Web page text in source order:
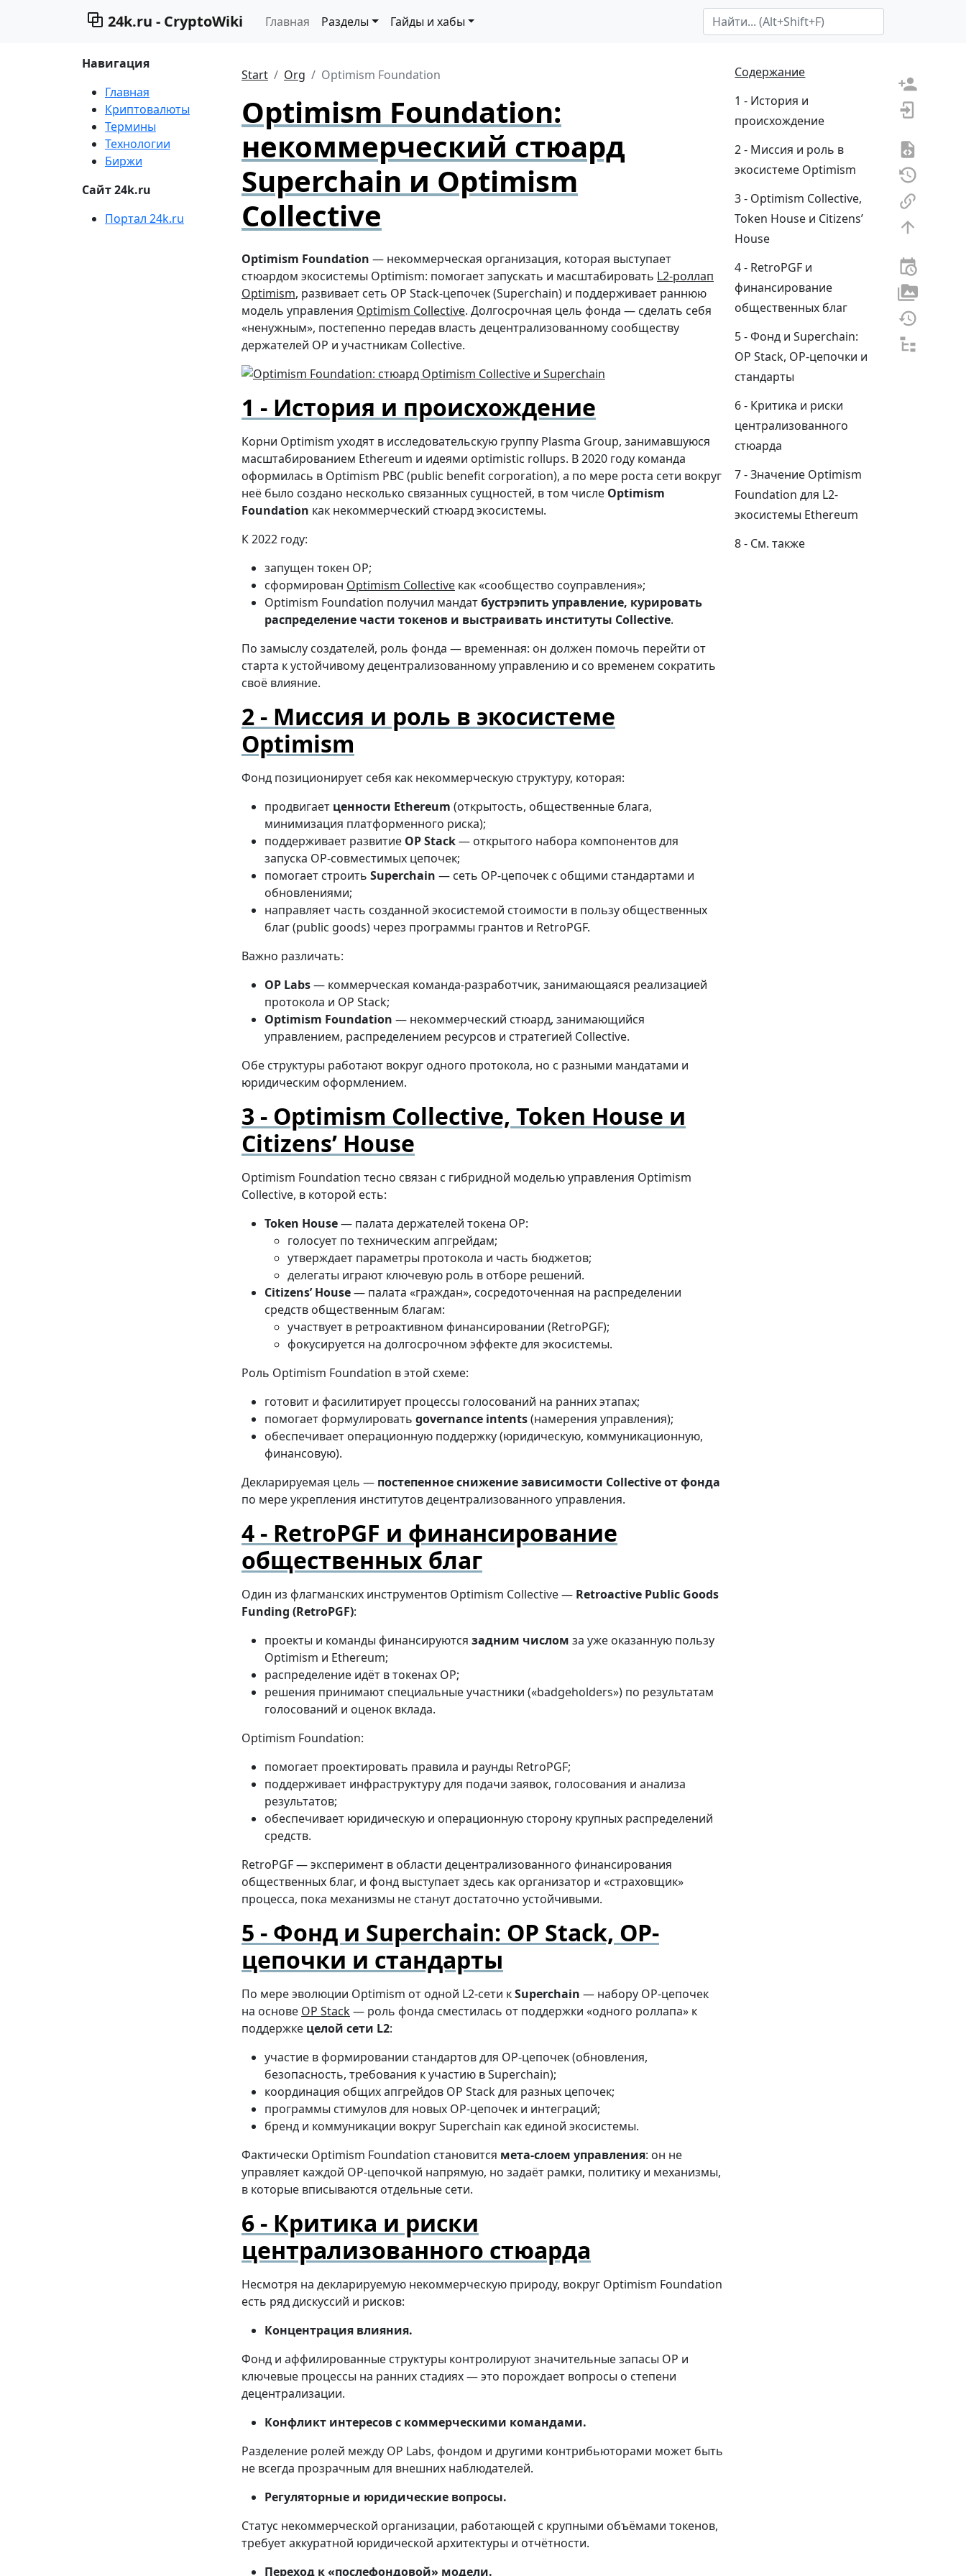
24k.ru - CryptoWiki Главная Разделы Гайды и хабы Search Term
Навигация
Главная
Криптовалюты
Термины
Технологии
Биржи
Сайт 24k.ru
Портал 24k.ru
Start Org Optimism Foundation
Optimism Foundation:
некоммерческий стюард
Superchain и Optimism
Collective
Содержание
История и
происхождение
Миссия и роль в
экосистеме Optimism
Optimism Collective,
Token House и Citizens’
House
RetroPGF и
финансирование
общественных благ
Фонд и Superchain:
OP Stack, OP-цепочки и
стандарты
Критика и риски
централизованного
стюарда
Значение Optimism
Foundation для L2-
экосистемы Ethereum
См. также
Optimism Foundation — некоммерческая организация, которая выступает
стюардом экосистемы Optimism: помогает запускать и масштабировать L2-роллап
Optimism, развивает сеть OP Stack-цепочек (Superchain) и поддерживает раннюю
модель управления Optimism Collective. Долгосрочная цель фонда — сделать себя
«ненужным», постепенно передав власть децентрализованному сообществу
держателей OP и участникам Collective.
История и происхождение
Корни Optimism уходят в исследовательскую группу Plasma Group, занимавшуюся
масштабированием Ethereum и идеями optimistic rollups. В 2020 году команда
оформилась в Optimism PBC (public benefit corporation), а по мере роста сети вокруг
неё было создано несколько связанных сущностей, в том числе Optimism
Foundation как некоммерческий стюард экосистемы.
К 2022 году:
запущен токен OP;
сформирован Optimism Collective как «сообщество соуправления»;
Optimism Foundation получил мандатбустрэпить управление, курировать
распределение части токенов и выстраивать институты Collective.
По замыслу создателей, роль фонда — временная: он должен помочь перейти от
старта к устойчивому децентрализованному управлению и со временем сократить
своё влияние.
Миссия и роль в экосистеме
Optimism
Фонд позиционирует себя как некоммерческую структуру, которая:
продвигает ценности Ethereum (открытость, общественные блага,
минимизация платформенного риска);
поддерживает развитие OP Stack— открытого набора компонентов для
запуска OP-совместимых цепочек;
помогает строить Superchain — сеть OP-цепочек с общими стандартами и
обновлениями;
направляет часть созданной экосистемой стоимости в пользу общественных
благ (public goods) через программы грантов и RetroPGF.
Важно различать:
OP Labs— коммерческая команда-разработчик, занимающаяся реализацией
протокола и OP Stack;
Optimism Foundation — некоммерческий стюард, занимающийся
управлением, распределением ресурсов и стратегией Collective.
Обе структуры работают вокруг одного протокола, но с разными мандатами и
юридическим оформлением.
Optimism Collective, Token House и
Citizens’ House
Optimism Foundation тесно связан с гибридной моделью управления Optimism
Collective, в которой есть:
Token House— палата держателей токена OP:
голосует по техническим апгрейдам;
утверждает параметры протокола и часть бюджетов;
делегаты играют ключевую роль в отборе решений.
Citizens’ House— палата «граждан», сосредоточенная на распределении
средств общественным благам:
участвует в ретроактивном финансировании (RetroPGF);
фокусируется на долгосрочном эффекте для экосистемы.
Роль Optimism Foundation в этой схеме:
готовит и фасилитирует процессы голосований на ранних этапах;
помогает формулировать governance intents(намерения управления);
обеспечивает операционную поддержку (юридическую, коммуникационную,
финансовую).
Декларируемая цель — постепенное снижение зависимости Collective от фонда
по мере укрепления институтов децентрализованного управления.
RetroPGF и финансирование
общественных благ
Один из флагманских инструментов Optimism Collective — Retroactive Public Goods
Funding (RetroPGF):
проекты и команды финансируются задним числом за уже оказанную пользу
Optimism и Ethereum;
распределение идёт в токенах OP;
решения принимают специальные участники («badgeholders») по результатам
голосований и оценок вклада.
Optimism Foundation:
помогает проектировать правила и раунды RetroPGF;
поддерживает инфраструктуру для подачи заявок, голосования и анализа
результатов;
обеспечивает юридическую и операционную сторону крупных распределений
средств.
RetroPGF — эксперимент в области децентрализованного финансирования
общественных благ, и фонд выступает здесь как организатор и «страховщик»
процесса, пока механизмы не станут достаточно устойчивыми.
Фонд и Superchain: OP Stack, OP-
цепочки и стандарты
По мере эволюции Optimism от одной L2-сети кSuperchain — набору OP-цепочек
на основе OP Stack— роль фонда сместилась от поддержки «одного роллапа» к
поддержке целой сети L2:
участие в формировании стандартов для OP-цепочек (обновления,
безопасность, требования к участию в Superchain);
координация общих апгрейдов OP Stack для разных цепочек;
программы стимулов для новых OP-цепочек и интеграций;
бренд и коммуникации вокруг Superchain как единой экосистемы.
Фактически Optimism Foundation становится мета-слоем управления: он не
управляет каждой OP-цепочкой напрямую, но задаёт рамки, политику и механизмы,
в которые вписываются отдельные сети.
Критика и риски
централизованного стюарда
Несмотря на декларируемую некоммерческую природу, вокруг Optimism Foundation
есть ряд дискуссий и рисков:
Концентрация влияния.
Фонд и аффилированные структуры контролируют значительные запасы OP и
ключевые процессы на ранних стадиях — это порождает вопросы о степени
децентрализации.
Конфликт интересов с коммерческими командами.
Разделение ролей между OP Labs, фондом и другими контрибьюторами может быть
не всегда прозрачным для внешних наблюдателей.
Регуляторные и юридические вопросы.
Статус некоммерческой организации, работающей с крупными объёмами токенов,
требует аккуратной юридической архитектуры и отчётности.
Переход к «послефондовой» модели.